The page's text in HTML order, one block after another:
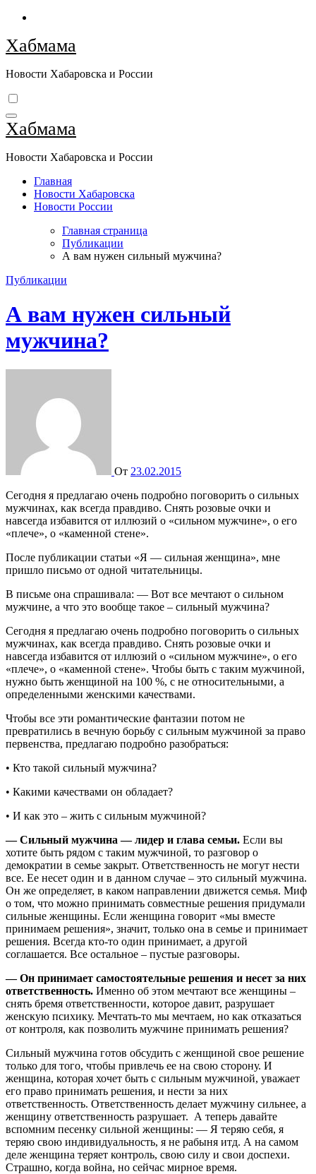
Перейти
содержимому
Хабмама
Новости Хабаровска и России
Хабмама
Новости Хабаровска и России
Главная
Новости Хабаровска
Новости России
Главная страница
Публикации
А вам нужен сильный мужчина?
Публикации
А вам нужен сильный
мужчина?
От 23.02.2015
Сегодня я предлагаю очень подробно поговорить о сильных
мужчинах, как всегда правдиво. Снять розовые очки и
навсегда избавится от иллюзий о «сильном мужчине», о его
«плече», о «каменной стене».
После публикации статьи «Я — сильная женщина», мне
пришло письмо от одной читательницы.
В письме она спрашивала: — Вот все мечтают о сильном
мужчине, а что это вообще такое – сильный мужчина?
Сегодня я предлагаю очень подробно поговорить о сильных
мужчинах, как всегда правдиво. Снять розовые очки и
навсегда избавится от иллюзий о «сильном мужчине», о его
«плече», о «каменной стене». Чтобы быть с таким мужчиной,
нужно быть женщиной на 100 %, с не относительными, а
определенными женскими качествами.
Чтобы все эти романтические фантазии потом не
превратились в вечную борьбу с сильным мужчиной за право
первенства, предлагаю подробно разобраться:
• Кто такой сильный мужчина?
• Какими качествами он обладает?
• И как это – жить с сильным мужчиной?
— Сильный мужчина — лидер и глава семьи. Если вы
хотите быть рядом с таким мужчиной, то разговор о
демократии в семье закрыт. Ответственность не могут нести
все. Ее несет один и в данном случае – это сильный мужчина.
Он же определяет, в каком направлении движется семья. Миф
о том, что можно принимать совместные решения придумали
сильные женщины. Если женщина говорит «мы вместе
принимаем решения», значит, только она в семье и принимает
решения. Всегда кто-то один принимает, а другой
соглашается. Все остальное – пустые разговоры.
— Он принимает самостоятельные решения и несет за них
ответственность. Именно об этом мечтают все женщины –
снять бремя ответственности, которое давит, разрушает
женскую психику. Мечтать-то мы мечтаем, но как отказаться
от контроля, как позволить мужчине принимать решения?
Сильный мужчина готов обсудить с женщиной свое решение
только для того, чтобы привлечь ее на свою сторону. И
женщина, которая хочет быть с сильным мужчиной, уважает
его право принимать решения, и нести за них
ответственность. Ответственность делает мужчину сильнее, а
женщину ответственность разрушает. А теперь давайте
вспомним песенку сильной женщины: — Я теряю себя, я
теряю свою индивидуальность, я не рабыня итд. А на самом
деле женщина теряет контроль, свою силу и свои доспехи.
Страшно, когда война, но сейчас мирное время.